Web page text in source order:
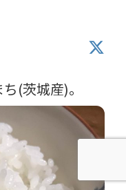
(茨城産)。